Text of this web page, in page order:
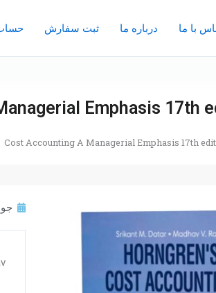
با ما درباره ما ثبت سفارش
Emphasis 17th
Cost Accounting A Managerial Emphasis 17th